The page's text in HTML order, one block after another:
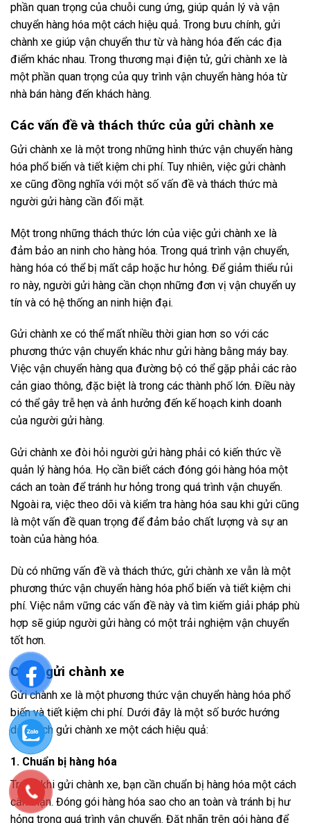
phần quan trọng của chuỗi cung ứng, giúp quản lý và vận
chuyển hàng hóa một cách hiệu quả. Trong bưu chính, gửi
chành xe giúp vận chuyển thư từ và hàng hóa đến các địa
điểm khác nhau. Trong thương mại điện tử, gửi chành xe là
một phần quan trọng của quy trình vận chuyển hàng hóa từ
nhà bán hàng đến khách hàng.
Các vấn đề và thách thức của gửi chành xe
Gửi chành xe là một trong những hình thức vận chuyển hàng
hóa phổ biến và tiết kiệm chi phí. Tuy nhiên, việc gửi chành
xe cũng đồng nghĩa với một số vấn đề và thách thức mà
người gửi hàng cần đối mặt.
Một trong những thách thức lớn của việc gửi chành xe là
đảm bảo an ninh cho hàng hóa. Trong quá trình vận chuyển,
hàng hóa có thể bị mất cắp hoặc hư hỏng. Để giảm thiểu rủi
ro này, người gửi hàng cần chọn những đơn vị vận chuyển uy
tín và có hệ thống an ninh hiện đại.
Gửi chành xe có thể mất nhiều thời gian hơn so với các
phương thức vận chuyển khác như gửi hàng bằng máy bay.
Việc vận chuyển hàng qua đường bộ có thể gặp phải các rào
cản giao thông, đặc biệt là trong các thành phố lớn. Điều này
có thể gây trễ hẹn và ảnh hưởng đến kế hoạch kinh doanh
của người gửi hàng.
Gửi chành xe đòi hỏi người gửi hàng phải có kiến thức về
quản lý hàng hóa. Họ cần biết cách đóng gói hàng hóa một
cách an toàn để tránh hư hỏng trong quá trình vận chuyển.
Ngoài ra, việc theo dõi và kiểm tra hàng hóa sau khi gửi cũng
là một vấn đề quan trọng để đảm bảo chất lượng và sự an
toàn của hàng hóa.
Dù có những vấn đề và thách thức, gửi chành xe vẫn là một
phương thức vận chuyển hàng hóa phổ biến và tiết kiệm chi
phí. Việc nắm vững các vấn đề này và tìm kiếm giải pháp phù
hợp sẽ giúp người gửi hàng có một trải nghiệm vận chuyển
tốt hơn.
Cách gửi chành xe
Gửi chành xe là một phương thức vận chuyển hàng hóa phổ
biến và tiết kiệm chi phí. Dưới đây là một số bước hướng
dẫn cách gửi chành xe một cách hiệu quả:
1. Chuẩn bị hàng hóa
Trước khi gửi chành xe, bạn cần chuẩn bị hàng hóa một cách
cẩn thận. Đóng gói hàng hóa sao cho an toàn và tránh bị hư
hỏng trong quá trình vận chuyển. Đặt nhãn trên gói hàng để